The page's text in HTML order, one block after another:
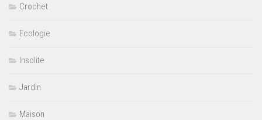
Crochet
Ecologie
Insolite
Jardin
Maison